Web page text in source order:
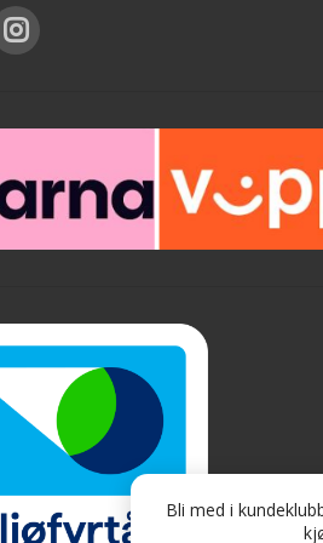
glitter du bruker per liter maling
hvor intens glittereffekten blir.
frem mer glittereffekt kan du tørke
med en tørr klut. Må gjøres
blandingsforhold du bruker så du
samme utseende hvis du får for
første blanding
Bli med i